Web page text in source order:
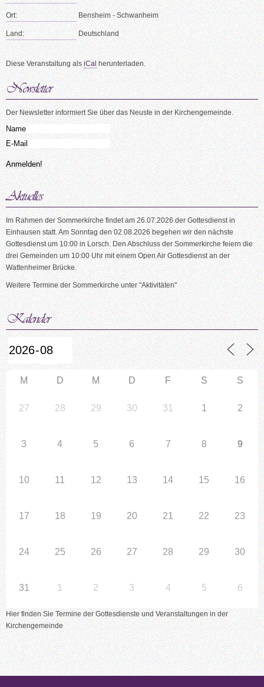
Ort: Bensheim - Schwanheim
Land: Deutschland
Diese Veranstaltung alsiCalherunterladen.
Der Newsletter informiert Sie über das Neuste in der Kirchengemeinde.
Im Rahmen der Sommerkirche findet am 26.07.2026 der Gottesdienst in
Einhausen statt. Am Sonntag den 02.08.2026 begehen wir den nächste
Gottesdienst um 10:00 in Lorsch. Den Abschluss der Sommerkirche feiern die
drei Gemeinden um 10:00 Uhr mit einem Open Air Gottesdienst an der
Wattenheimer Brücke.
Weitere Termine der Sommerkirche unter "Aktivitäten"
M D M D F S S
27 28 29 30 31 1 2
3 4 5 6 7 8 9
10 11 12 13 14 15 16
17 18 19 20 21 22 23
24 25 26 27 28 29 30
31 1 2 3 4 5 6
Hier finden Sie Termine der Gottesdienste und Veranstaltungen in der
Kirchengemeinde